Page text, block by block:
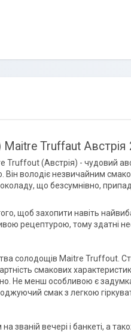
Truffaut Австрія
Truffout (Австрія) - чудовий
Він володіє незвичайним
що безсумнівно,
щоб захопити навіть
рецептурою, тому здатні
солодощів Maitre Truffout.
смакових
Не менш особливою є
смак з легкою
званій вечері і банкеті, а